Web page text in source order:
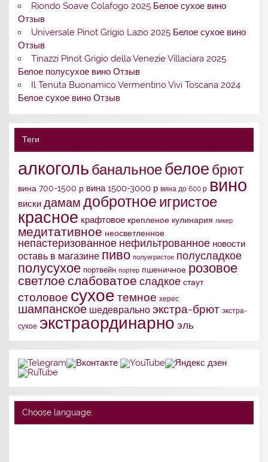
Riondo Soave Colafogo 2025 Белое сухое вино
Отзыв
Universale Pinot Grigio Lazio 2025 Белое сухое вино
Отзыв
Tinazzi Pinot Grigio della Venezie Villaciara 2025
Белое полусухое вино Отзыв
Il Tenuta Buonamico Vermentino Vivi Toscana 2024
Белое сухое вино Отзыв
Теги
алкоголь банальноебелое брют
вина 700-1500 р вина 1500-3000 р вина до 600 р вино
виски дамам добротное игристое
красное крафтовое крепленое кулинария ликер
медитативное неосветленное
непастеризованное нефильтрованное новости
оставь в магазине пиво полуигристое полусладкое
полусухое портвейн портер пшеничное розовое
светлое слабоватое сладкое стаут
столовое сухое темное херес
шампанское шедеврально экстра-брют экстра-
сухое экстраординарно эль
Choose language: